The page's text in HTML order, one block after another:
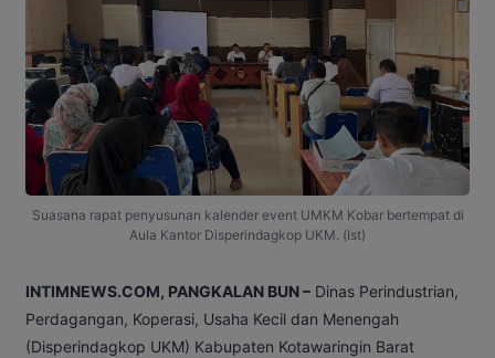
Suasana rapat penyusunan kalender event UMKM Kobar bertempat di
Aula Kantor Disperindagkop UKM. (Ist)
INTIMNEWS.COM, PANGKALAN BUN – Dinas Perindustrian,
Perdagangan, Koperasi, Usaha Kecil dan Menengah
(Disperindagkop UKM) Kabupaten Kotawaringin Barat